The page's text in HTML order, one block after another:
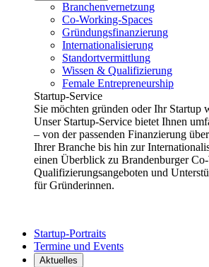
Branchenvernetzung
Co-Working-Spaces
Gründungsfinanzierung
Internationalisierung
Standortvermittlung
Wissen & Qualifizierung
Female Entrepreneurship
Startup-Service
Sie möchten gründen oder Ihr Startup
Unser Startup-Service bietet Ihnen
– von der passenden Finanzierung
Ihrer Branche bis hin zur
einen Überblick zu Brandenburger
Qualifizierungsangeboten und
für Gründerinnen.
Startup-Portraits
Termine und Events
Aktuelles